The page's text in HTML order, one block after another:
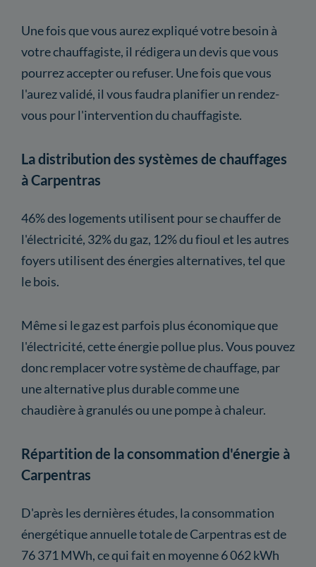
Une fois que vous aurez expliqué votre besoin à
votre chauffagiste, il rédigera un devis que vous
pourrez accepter ou refuser. Une fois que vous
l'aurez validé, il vous faudra planifier un rendez-
vous pour l'intervention du chauffagiste.
La distribution des systèmes de chauffages
à Carpentras
46% des logements utilisent pour se chauffer de
l'électricité, 32% du gaz, 12% du fioul et les autres
foyers utilisent des énergies alternatives, tel que
le bois.
Même si le gaz est parfois plus économique que
l'électricité, cette énergie pollue plus. Vous pouvez
donc remplacer votre système de chauffage, par
une alternative plus durable comme une
chaudière à granulés ou une pompe à chaleur.
Répartition de la consommation d'énergie à
Carpentras
D'après les dernières études, la consommation
énergétique annuelle totale de Carpentras est de
76 371 MWh, ce qui fait en moyenne 6 062 kWh